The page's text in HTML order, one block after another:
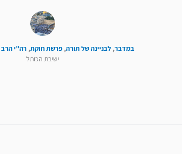
במדבר, לבניינה של תורה, פרשת חוקת, רה"י הרב
ישיבת הכותל